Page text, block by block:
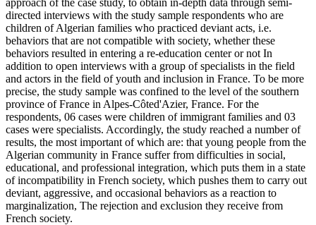
directed interviews with the study sample respondents who are
children of Algerian families who practiced deviant acts, i.e.
behaviors that are not compatible with society, whether these
behaviors resulted in entering a re-education center or not In
addition to open interviews with a group of specialists in the field
and actors in the field of youth and inclusion in France. To be more
precise, the study sample was confined to the level of the southern
province of France in Alpes-Côted'Azier, France. For the
respondents, 06 cases were children of immigrant families and 03
cases were specialists. Accordingly, the study reached a number of
results, the most important of which are: that young people from the
Algerian community in France suffer from difficulties in social,
educational, and professional integration, which puts them in a state
of incompatibility in French society, which pushes them to carry out
deviant, aggressive, and occasional behaviors as a reaction to
marginalization, The rejection and exclusion they receive from
French society.